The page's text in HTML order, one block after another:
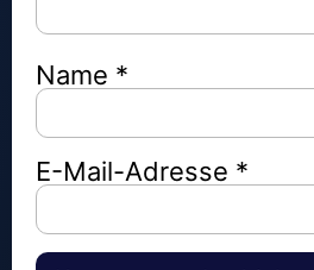
Name *
E-Mail-Adresse *